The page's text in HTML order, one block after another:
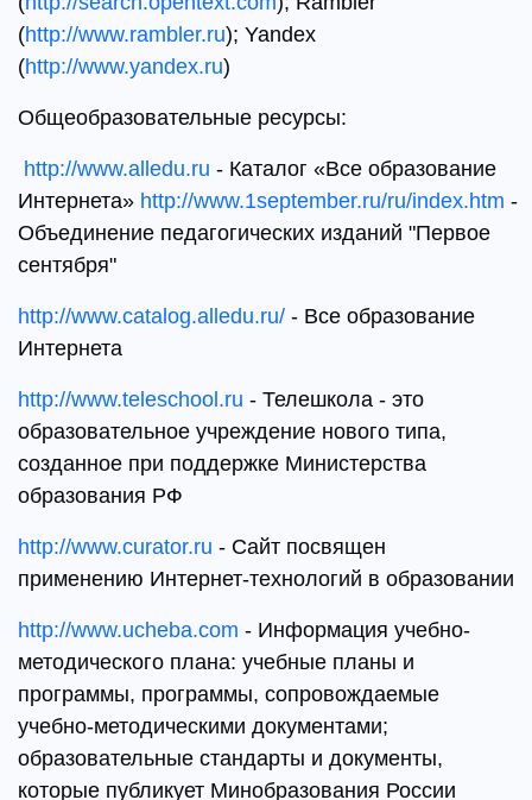
(http://www.rambler.ru); Yandex
(http://www.yandex.ru)
Общеобразовательные ресурсы:
http://www.alledu.ru - Каталог «Все образование
Интернета» http://www.1september.ru/ru/index.htm -
Объединение педагогических изданий "Первое
сентября"
http://www.catalog.alledu.ru/ - Все образование
Интернета
http://www.teleschool.ru - Телешкола - это
образовательное учреждение нового типа,
созданное при поддержке Министерства
образования РФ
http://www.curator.ru - Сайт посвящен
применению Интернет-технологий в образовании
http://www.ucheba.com - Информация учебно-
методического плана: учебные планы и
программы, программы, сопровождаемые
учебно-методическими документами;
образовательные стандарты и документы,
которые публикует Минобразования России